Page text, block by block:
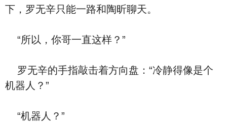
下，罗无辛只能一路和陶昕聊天。
“所以，你哥一直这样？”
罗无辛的手指敲击着方向盘：“冷静得像是个
机器人？”
“机器人？”